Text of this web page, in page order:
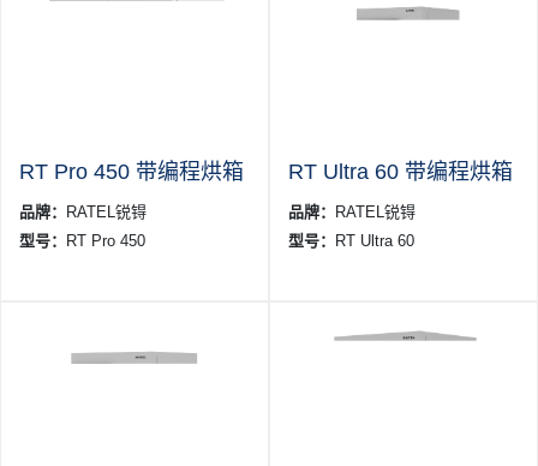
RT Pro 450 带编程烘箱
品牌：
RATEL锐锝
型号：
RT Pro 450
RT Ultra 60 带编程烘箱
品牌：
RATEL锐锝
型号：
RT Ultra 60